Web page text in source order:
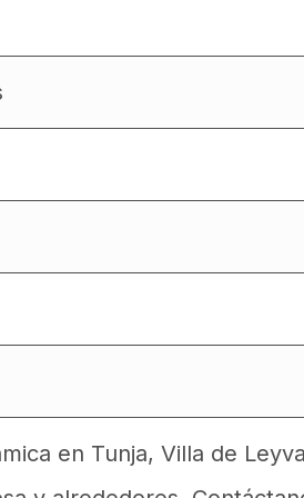
en Tunja, Villa de